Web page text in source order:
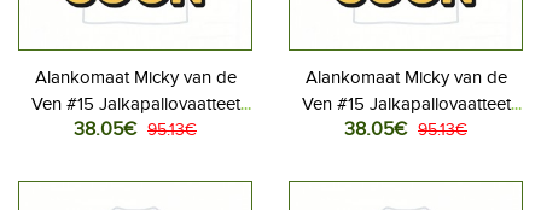
Alankomaat Micky van de
Ven #15 Jalkapallovaatteet
Naisten Kotipaita MM-kisat
38.05€ 95.13€
Alankomaat Micky van de
Ven #15 Jalkapallovaatteet
Naisten Vieraspaita MM-kisat
38.05€ 95.13€